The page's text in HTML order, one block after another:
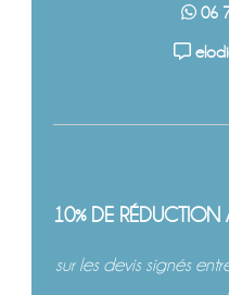
06
10% DE
sur les devis signés